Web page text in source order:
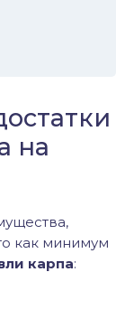
на
как минимум
карпа: